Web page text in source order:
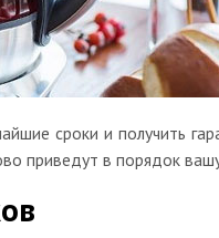
сроки и получить
приведут в порядок